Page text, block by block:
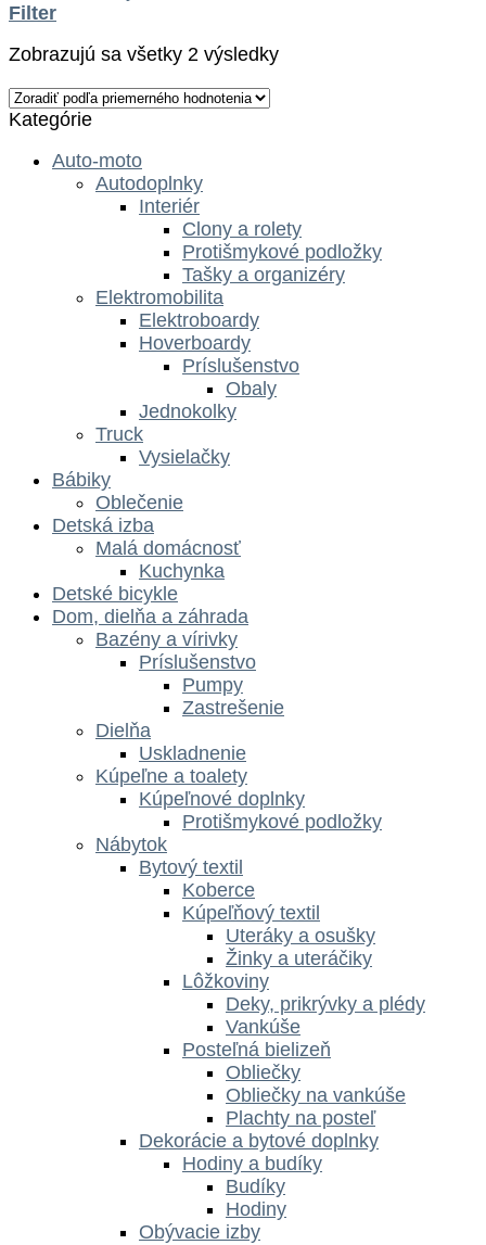
Filter
Zobrazujú sa všetky 2 výsledky
Kategórie
Auto-moto
Autodoplnky
Interiér
Clony a rolety
Protišmykové podložky
Tašky a organizéry
Elektromobilita
Elektroboardy
Hoverboardy
Príslušenstvo
Obaly
Jednokolky
Truck
Vysielačky
Bábiky
Oblečenie
Detská izba
Malá domácnosť
Kuchynka
Detské bicykle
Dom, dielňa a záhrada
Bazény a vírivky
Príslušenstvo
Pumpy
Zastrešenie
Dielňa
Uskladnenie
Kúpeľne a toalety
Kúpeľnové doplnky
Protišmykové podložky
Nábytok
Bytový textil
Koberce
Kúpeľňový textil
Uteráky a osušky
Žinky a uteráčiky
Lôžkoviny
Deky, prikrývky a plédy
Vankúše
Posteľná bielizeň
Obliečky
Obliečky na vankúše
Plachty na posteľ
Dekorácie a bytové doplnky
Hodiny a budíky
Budíky
Hodiny
Obývacie izby